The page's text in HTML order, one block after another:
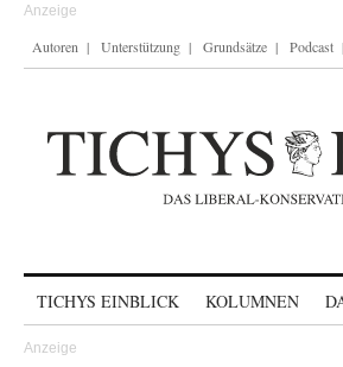
Autoren Unterstützung Grundsätze Podcast
TICHYS EINBLICK KOLUMNEN